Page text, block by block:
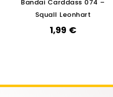
Bandai Carddass 074 –
Squall Leonhart
1,99 €